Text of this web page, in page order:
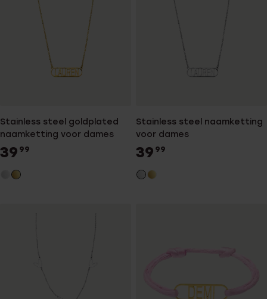
Stainless steel goldplated
naamketting voor dames
39 99
Stainless steel naamketting
voor dames
39 99